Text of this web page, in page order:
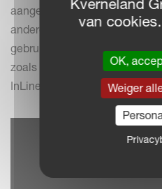
aangesloten op de IsoMatch
andere AEF-gecertificeerde
gebruiksgemak kan worden
zoals de IsoMatch Grip,
InLine.
Kverneland
van
OK,
Weiger